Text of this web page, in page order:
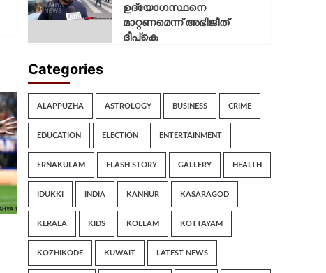
ഉദ്യോഗസ്ഥനെ
മാറ്റണമെന്ന് അഭിജീത്
ദീപ്‌കെ
Categories
ALAPPUZHA ASTROLOGY BUSINESS CRIME
EDUCATION ELECTION ENTERTAINMENT
ERNAKULAM FLASH STORY GALLERY HEALTH
IDUKKI INDIA KANNUR KASARAGOD
KERALA KIDS KOLLAM KOTTAYAM
KOZHIKODE KUWAIT LATEST NEWS